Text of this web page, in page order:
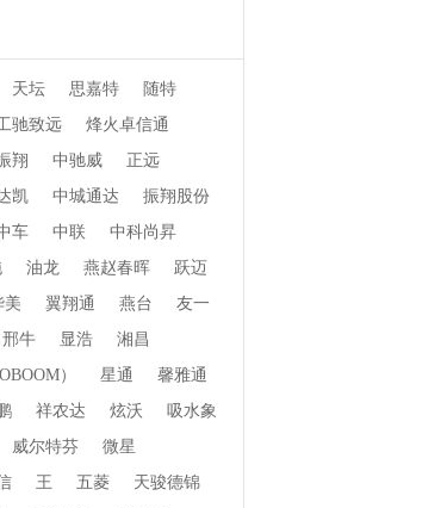
天坛 思嘉特
随特
驰致远
烽火卓信通
翔 中驰威
正远
凯 中城通达
振翔股份
车 中联
中科尚昇
油龙 燕赵春晖
跃迈
美 翼翔通 燕台
友一
邢牛 显浩
湘昌
） 星通
馨雅通
祥农达 炫沃
吸水象
威尔特芬
微星
王 五菱
天骏德锦